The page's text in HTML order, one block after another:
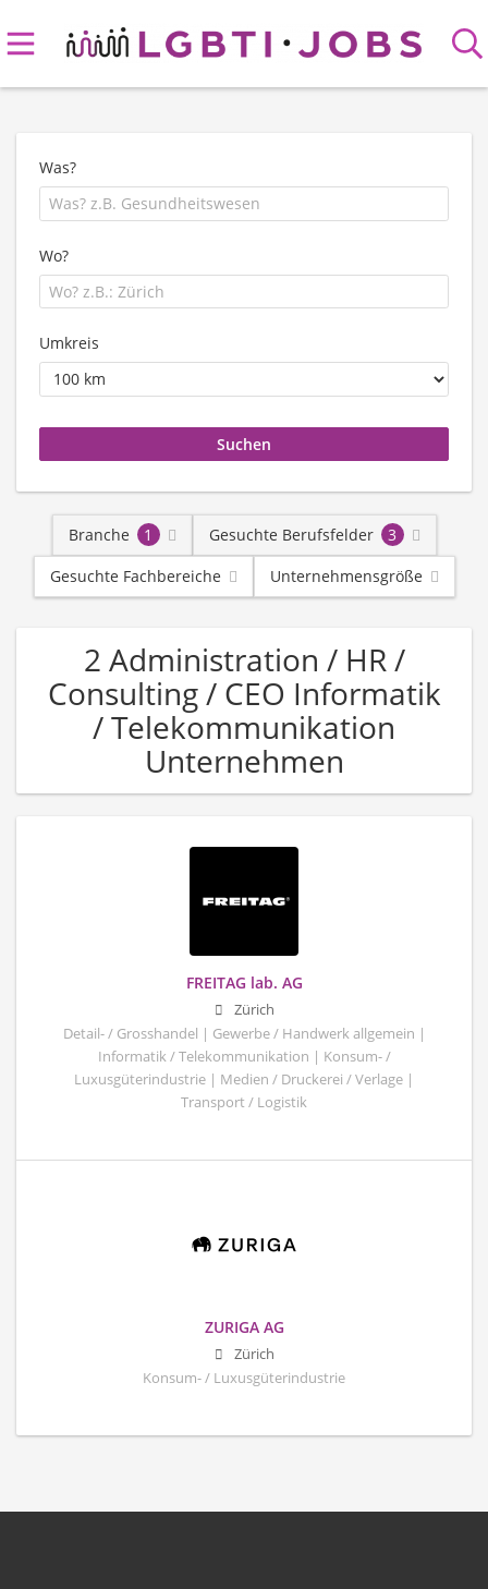
Was?
Wo?
Umkreis
Branche 1 Gesuchte Berufsfelder
3
Gesuchte Fachbereiche
Unternehmensgröße
2 Administration / HR /
Consulting / CEO Informatik
/ Telekommunikation
Unternehmen
FREITAG lab. AG
Zürich
Detail- / Grosshandel | Gewerbe / Handwerk allgemein |
Informatik / Telekommunikation | Konsum- /
Luxusgüterindustrie | Medien / Druckerei / Verlage |
Transport / Logistik
ZURIGA AG
Zürich
Konsum- / Luxusgüterindustrie